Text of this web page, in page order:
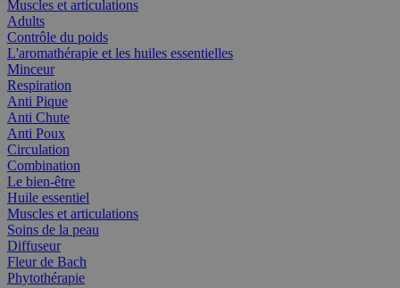
Muscles et articulations
Adults
Contrôle du poids
L'aromathérapie et les huiles essentielles
Minceur
Respiration
Anti Pique
Anti Chute
Anti Poux
Circulation
Combination
Le bien-être
Huile essentiel
Muscles et articulations
Soins de la peau
Diffuseur
Fleur de Bach
Phytothérapie